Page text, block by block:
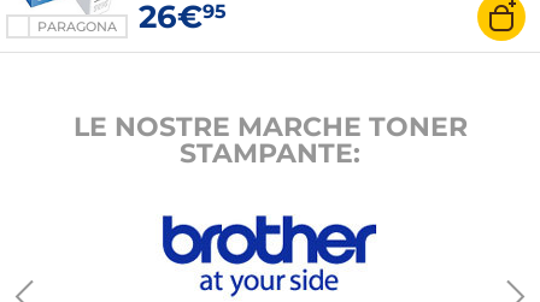
PARAGONA 26€95
LE NOSTRE MARCHE TONER
STAMPANTE: